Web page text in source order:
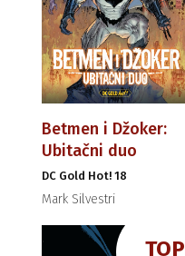
Betmen i Džoker:
Ubitačni duo
DC Gold Hot! 18
Mark Silvestri
TOP